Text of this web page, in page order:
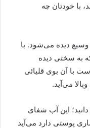
با خودتان چه
دیده می‌شود. با
به سختی دیده
با آن بوی قلیائی
می‌آید.
این آب شفای
پوستی دارد می‌آید